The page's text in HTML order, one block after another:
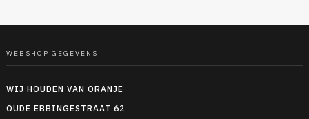
WEBSHOP GEGEVENS
WIJ HOUDEN VAN ORANJE
OUDE EBBINGESTRAAT 62